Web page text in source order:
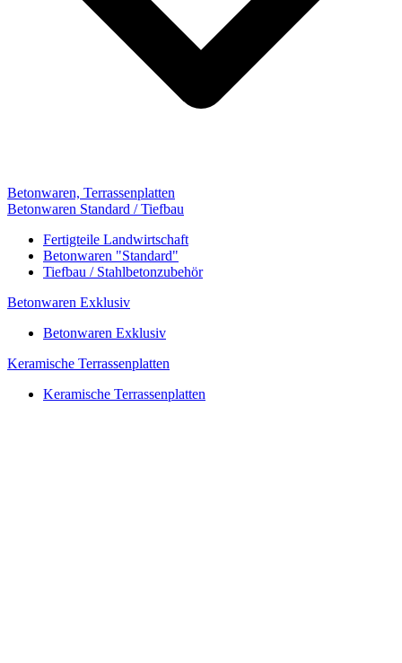
Betonwaren, Terrassenplatten
Betonwaren Standard / Tiefbau
Fertigteile Landwirtschaft
Betonwaren "Standard"
Tiefbau / Stahlbetonzubehör
Betonwaren Exklusiv
Betonwaren Exklusiv
Keramische Terrassenplatten
Keramische Terrassenplatten